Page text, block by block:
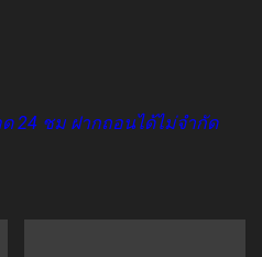
24 ชม ฝากถอนได้ไม่จำกัด